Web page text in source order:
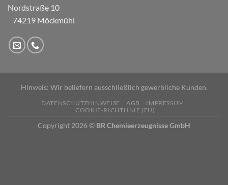
Nordstraße 10
74219 Möckmühl
Hinweis: Wir beliefern ausschließlich gewerbliche Kunden.
DATENSCHUTZHINWEISE AGB
IMPRESSUM
COOKIE-RICHTLINIE (EU)
Copyright 2026 © BR Chemieerzeugnisse GmbH